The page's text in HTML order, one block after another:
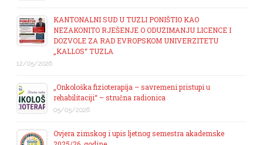
KANTONALNI SUD U TUZLI PONIŠTIO KAO
NEZAKONITO RJEŠENJE O ODUZIMANJU LICENCE I
DOZVOLE ZA RAD EVROPSKOM UNIVERZITETU
„KALLOS“ TUZLA
12/05/2026
„Onkološka fizioterapija – savremeni pristupi u
rehabilitaciji“ – stručna radionica
05/05/2026
Ovjera zimskog i upis ljetnog semestra akademske